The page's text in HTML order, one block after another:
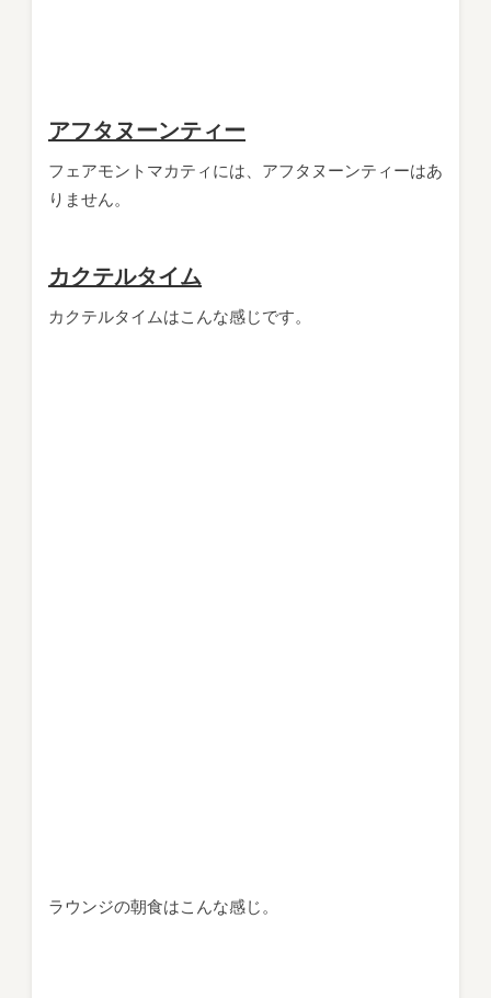
アフタヌーンティー
フェアモントマカティには、アフタヌーンティーはあ
りません。
カクテルタイム
カクテルタイムはこんな感じです。
ラウンジの朝食はこんな感じ。